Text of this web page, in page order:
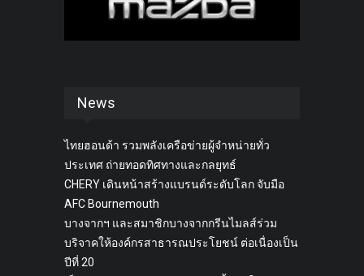
News
ไทยฮอนด้า รวมพลังเครือข่ายผู้จำหน่ายทั่ว
ประเทศ ถ่ายทอดทิศทางและกลยุทธ์
CHERY เดินหน้าสร้างแบรนด์ระดับโลก จับมือ
AFC Bournemouth
บางจากฯ และสมาชิกบางจากกรีนไมลส์ร่วม
บริจาคให้องค์กรสาธารณประโยชน์ ต่อเนื่องเป็น
ปีที่ 20